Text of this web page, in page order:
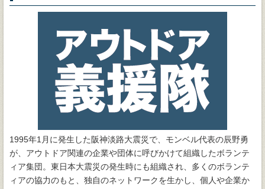
1995年1月に発生した阪神淡路大震災で、モンベル代表の辰野勇
が、アウトドア関連の企業や団体に呼びかけて組織したボランテ
ィア集団。東日本大震災の発生時にも組織され、多くのボランテ
ィアの協力のもと、独自のネットワークを生かし、個人や企業か